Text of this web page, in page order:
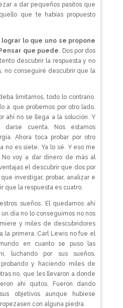
a dar pequeños pasitos que
que te habías propuesto
lo que uno se propone
que puede . Dos por dos
descubrir la respuesta y no
no conseguiré descubrir que la
limitarnos, todo lo contrario.
a que probemos por otro lado.
ahí no se llega a la solución. Y
cuenta. Nos estamos
Ahora toca probar por otro
no es siete. Ya lo sé. Y eso me
voy a dar dinero de más al
el descubrir que dos por
investigar, probar, analizar e
que la respuesta es cuatro.
sueños. El quedarnos ahí
día no lo conseguimos no nos
y miles de descubridores
la primera. Carl Lewis no fue el
en cuanto se puso las
luchando por sus sueños.
probando y haciendo miles de
no, que les llevaron a donde
ahí quitos. Fueron dando
objetivos aunque hubiese
con alguna piedra.